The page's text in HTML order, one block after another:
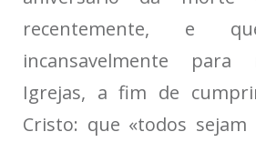
recentemente, e
incansavelmente para
Igrejas, a fim de
Cristo: que «todos